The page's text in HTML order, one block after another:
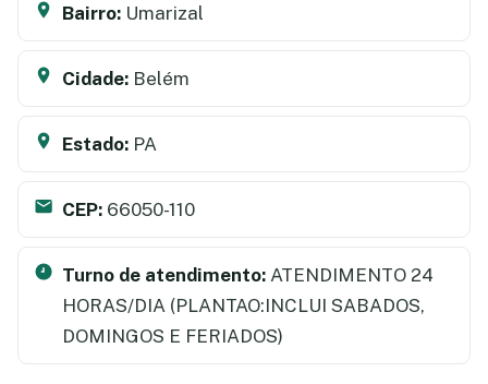
Bairro: Umarizal
Cidade: Belém
Estado: PA
CEP: 66050-110
Turno de atendimento: ATENDIMENTO 24
HORAS/DIA (PLANTAO:INCLUI SABADOS,
DOMINGOS E FERIADOS)